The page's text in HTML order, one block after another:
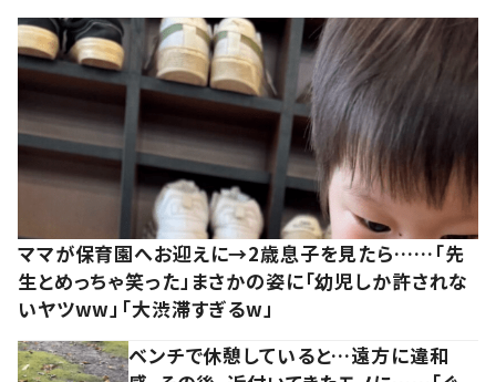
ママが保育園へお迎えに→2歳息子を見たら……「先
生とめっちゃ笑った」まさかの姿に「幼児しか許されな
いヤツww」「大渋滞すぎるw」
ベンチで休憩していると…遠方に違和